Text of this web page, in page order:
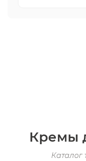
Кремы
Каталог